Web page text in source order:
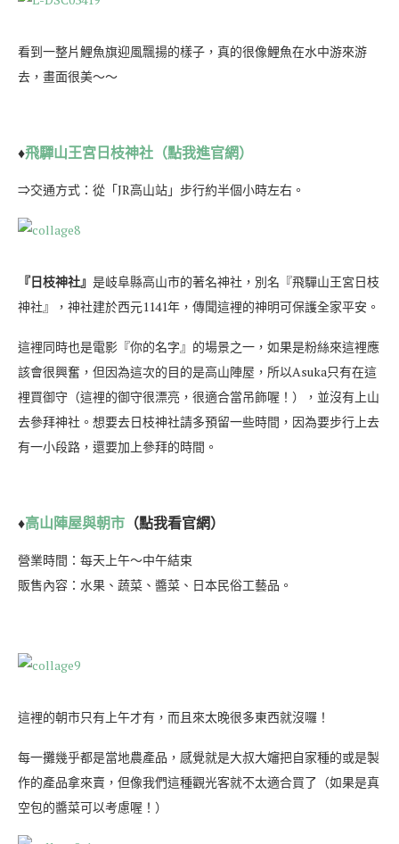
看到一整片鯉魚旗迎風飄揚的樣子，真的很像鯉魚在水中游來游
去，畫面很美～～
♦飛驒山王宮日枝神社（點我進官網）
⇒交通方式：從「JR高山站」步行約半個小時左右。
『日枝神社』 是岐阜縣高山市的著名神社，別名『飛驒山王宮日枝
神社』，神社建於西元1141年，傳聞這裡的神明可保護全家平安。
這裡同時也是電影『你的名字』的場景之一，如果是粉絲來這裡應
該會很興奮，但因為這次的目的是高山陣屋，所以Asuka只有在這
裡買御守（這裡的御守很漂亮，很適合當吊飾喔！），並沒有上山
去參拜神社。想要去日枝神社請多預留一些時間，因為要步行上去
有一小段路，還要加上參拜的時間。
♦高山陣屋與朝市 （點我看官網）
營業時間：每天上午～中午結束
販售內容：水果、蔬菜、醬菜、日本民俗工藝品。
這裡的朝市只有上午才有，而且來太晚很多東西就沒囉！
每一攤幾乎都是當地農產品，感覺就是大叔大嬸把自家種的或是製
作的產品拿來賣，但像我們這種觀光客就不太適合買了（如果是真
空包的醬菜可以考慮喔！）